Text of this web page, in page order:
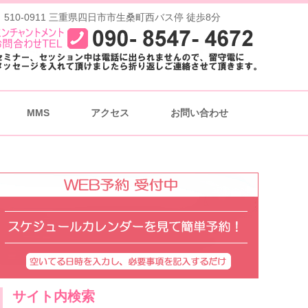
510-0911 三重県四日市市生桑町西バス停 徒歩8分
MMS アクセス お問い合わせ
サイト内検索